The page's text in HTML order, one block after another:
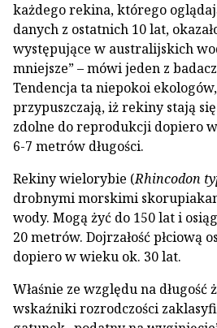
każdego rekina, którego
danych z ostatnich 10 lat,
występujące w australijskich
mniejsze” – mówi jeden z
Tendencja ta niepokoi ekologów,
przypuszczają, iż rekiny stają
zdolne do reprodukcji dopiero
6-7 metrów długości.
Rekiny wielorybie (Rhincodon
drobnymi morskimi
wody. Mogą żyć do 150 lat i
20 metrów. Dojrzałość płciową
dopiero w wieku ok. 30 lat.
Właśnie ze względu na długość
wskaźniki rozrodczości